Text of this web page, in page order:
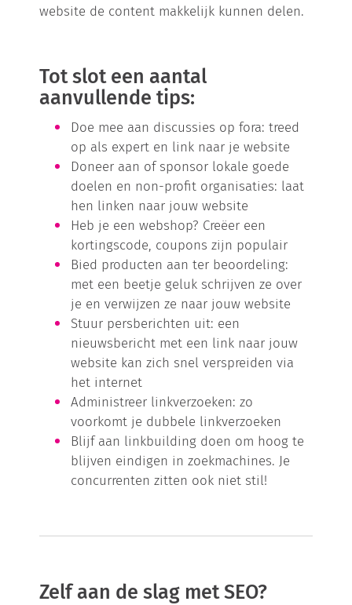
website de content makkelijk kunnen delen.
Tot slot een aantal
aanvullende tips:
Doe mee aan discussies op fora: treed
op als expert en link naar je website
Doneer aan of sponsor lokale goede
doelen en non-profit organisaties: laat
hen linken naar jouw website
Heb je een webshop? Creëer een
kortingscode, coupons zijn populair
Bied producten aan ter beoordeling:
met een beetje geluk schrijven ze over
je en verwijzen ze naar jouw website
Stuur persberichten uit: een
nieuwsbericht met een link naar jouw
website kan zich snel verspreiden via
het internet
Administreer linkverzoeken: zo
voorkomt je dubbele linkverzoeken
Blijf aan linkbuilding doen om hoog te
blijven eindigen in zoekmachines. Je
concurrenten zitten ook niet stil!
Zelf aan de slag met SEO?